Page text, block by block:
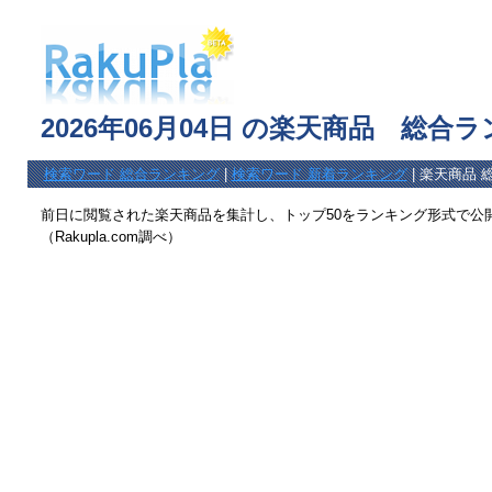
2026年06月04日 の楽天商品 総合ラ
検索ワード 総合ランキング|検索ワード 新着ランキング| 楽天商品
前日に閲覧された楽天商品を集計し、トップ50をランキング形式で公
（Rakupla.com調べ）